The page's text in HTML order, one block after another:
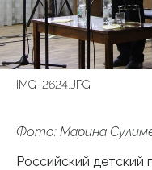
IMG_2624.JPG
Фото: Марина
Российский детский